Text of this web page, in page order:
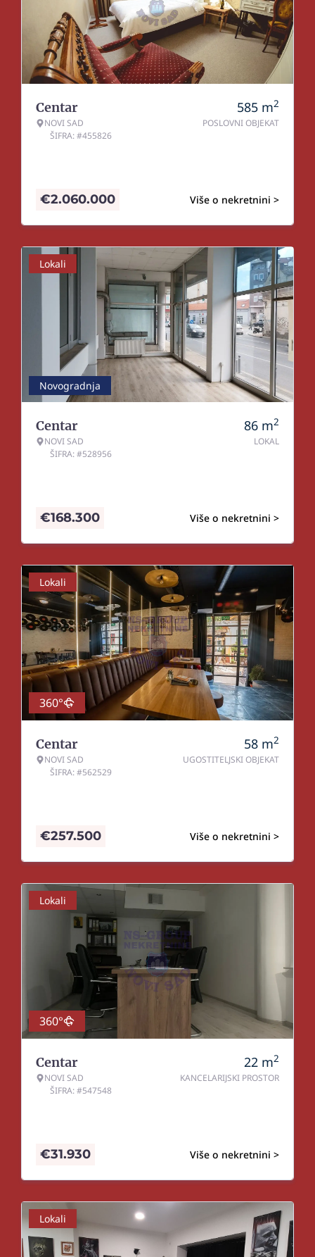
Centar
NOVI SAD
ŠIFRA: #455826
585 m2
POSLOVNI OBJEKAT
Više o nekretnini >
€2.060.000
Lokali
Novogradnja
Centar
NOVI SAD
ŠIFRA: #528956
86 m2
LOKAL
Više o nekretnini >
€168.300
Lokali
360°
Centar
NOVI SAD
ŠIFRA: #562529
58 m2
UGOSTITELJSKI OBJEKAT
Više o nekretnini >
€257.500
Lokali
360°
Centar
NOVI SAD
ŠIFRA: #547548
22 m2
KANCELARIJSKI PROSTOR
Više o nekretnini >
€31.930
Lokali